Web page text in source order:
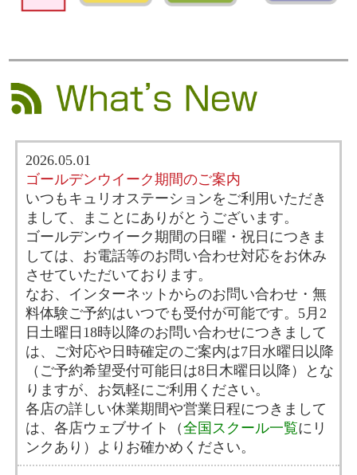
2026.05.01
ゴールデンウイーク期間のご案内
いつもキュリオステーションをご利用いただき
まして、まことにありがとうございます。
ゴールデンウイーク期間の日曜・祝日につきま
しては、お電話等のお問い合わせ対応をお休み
させていただいております。
なお、インターネットからのお問い合わせ・無
料体験ご予約はいつでも受付が可能です。5月2
日土曜日18時以降のお問い合わせにつきまして
は、ご対応や日時確定のご案内は7日水曜日以降
（ご予約希望受付可能日は8日木曜日以降）とな
りますが、お気軽にご利用ください。
各店の詳しい休業期間や営業日程につきまして
は、各店ウェブサイト（全国スクール一覧にリ
ンクあり）よりお確かめください。